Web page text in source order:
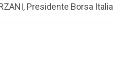
Presidente Borsa